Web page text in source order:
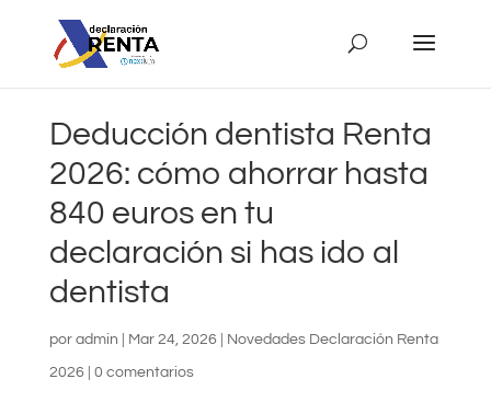
Deducción dentista Renta
2026: cómo ahorrar hasta
840 euros en tu
declaración si has ido al
dentista
por admin Mar 24, 2026 Novedades Declaración Renta
2026 0 comentarios